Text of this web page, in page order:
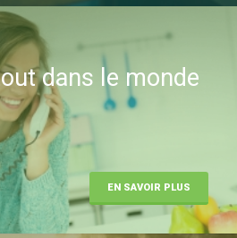
dans le monde
EN SAVOIR PLUS